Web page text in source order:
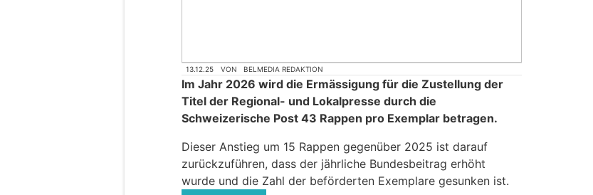
13.12.25 VON BELMEDIA REDAKTION
Im Jahr 2026 wird die Ermässigung für die Zustellung der
Titel der Regional- und Lokalpresse durch die
Schweizerische Post 43 Rappen pro Exemplar betragen.
Dieser Anstieg um 15 Rappen gegenüber 2025 ist darauf
zurückzuführen, dass der jährliche Bundesbeitrag erhöht
wurde und die Zahl der beförderten Exemplare gesunken ist.